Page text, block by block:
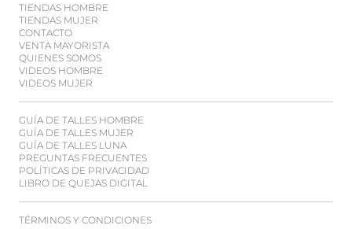
TIENDAS HOMBRE
TIENDAS MUJER
CONTACTO
VENTA MAYORISTA
QUIENES SOMOS
VIDEOS HOMBRE
VIDEOS MUJER
GUÍA DE TALLES HOMBRE
GUÍA DE TALLES MUJER
GUÍA DE TALLES LUNA
PREGUNTAS FRECUENTES
POLÍTICAS DE PRIVACIDAD
LIBRO DE QUEJAS DIGITAL
TÉRMINOS Y CONDICIONES